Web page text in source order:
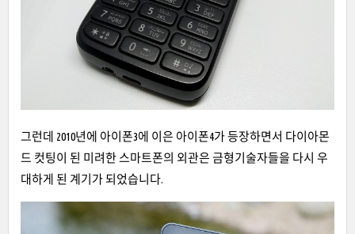
그런데 2010년에 아이폰3에 이은 아이폰4가 등장하면서 다이아몬
드 컷팅이 된 미려한 스마트폰의 외관은 금형기술자들을 다시 우
대하게 된 계기가 되었습니다.